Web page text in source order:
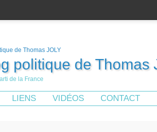
politique de Thomas
de la France
LIENS VIDÉOS CONTACT